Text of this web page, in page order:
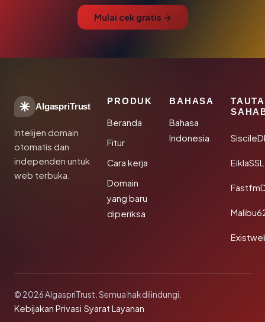
Mulai cek gratis →
AlgaspriTrust
Intelijen domain
otomatis dan
independen untuk
web terbuka.
PRODUK
Beranda
Fitur
Cara kerja
Domain
yang baru
diperiksa
BAHASA
Bahasa
Indonesia
EiklaSSL
© 2026 AlgaspriTrust. Semua hak dilindungi.
Kebijakan Privasi·Syarat Layanan